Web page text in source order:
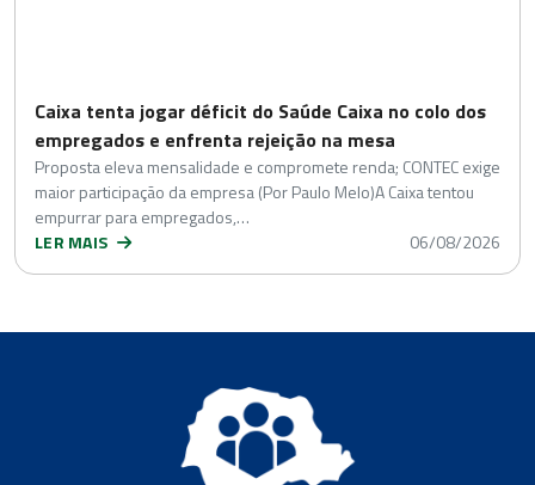
Caixa tenta jogar déficit do Saúde Caixa no colo dos
empregados e enfrenta rejeição na mesa
Proposta eleva mensalidade e compromete renda; CONTEC exige
maior participação da empresa (Por Paulo Melo)A Caixa tentou
empurrar para empregados,…
LER MAIS
06/08/2026